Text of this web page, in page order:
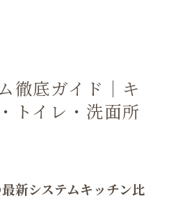
徹底ガイド｜キ
トイレ・洗面所
新システムキッチン比